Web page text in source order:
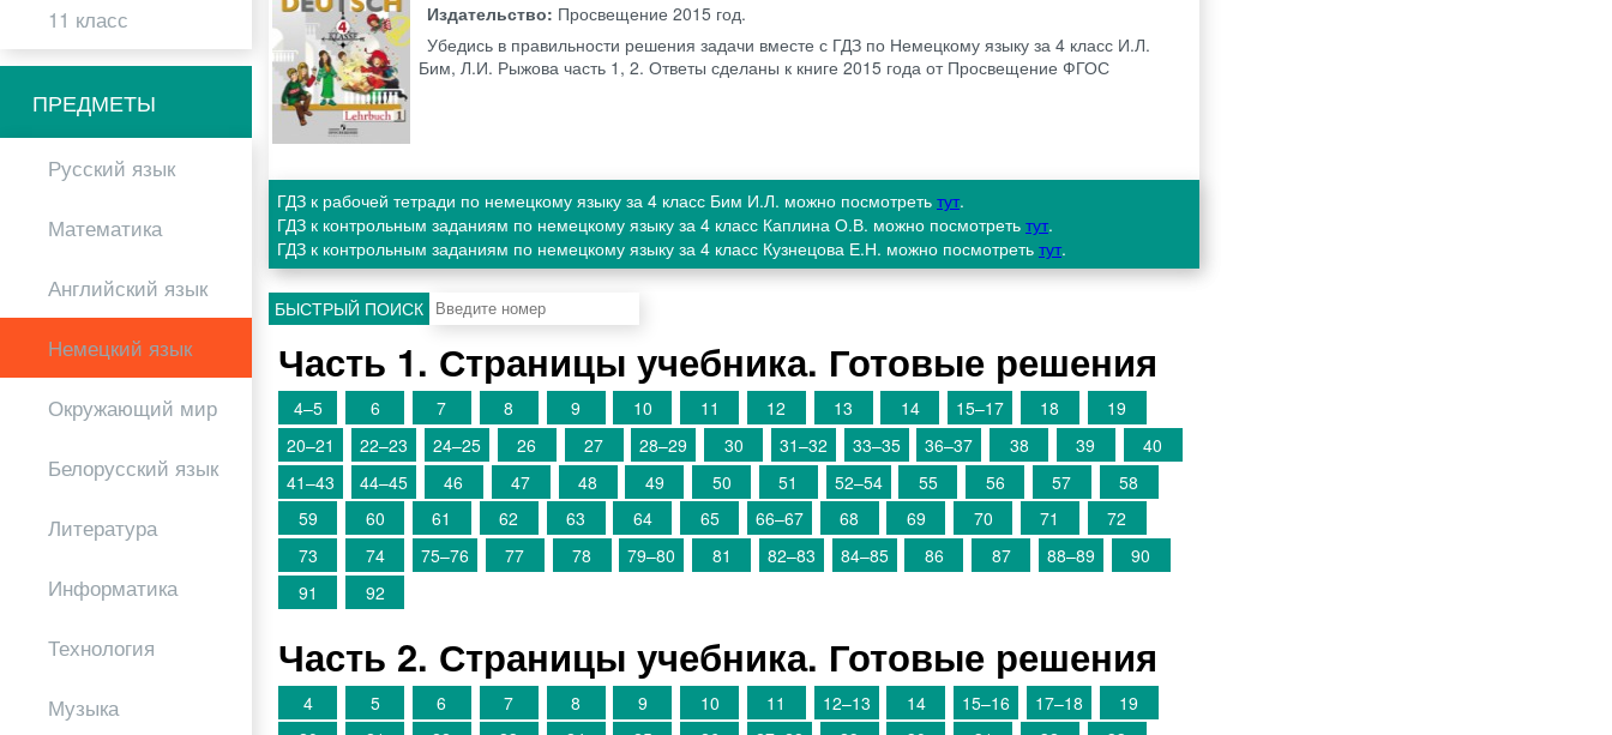
11 класс
ПРЕДМЕТЫ
Русский язык
Математика
Английский язык
Немецкий язык
Окружающий мир
Белорусский язык
Литература
Информатика
Технология
Музыка
Издательство: Просвещение 2015 год.
Убедись в правильности решения задачи вместе с ГДЗ по Немецкому языку за 4 класс И.Л.
Бим, Л.И. Рыжова часть 1, 2. Ответы сделаны к книге 2015 года от Просвещение ФГОС
ГДЗ к рабочей тетради по немецкому языку за 4 класс Бим И.Л. можно посмотреть тут.
ГДЗ к контрольным заданиям по немецкому языку за 4 класс Каплина О.В. можно посмотреть тут.
ГДЗ к контрольным заданиям по немецкому языку за 4 класс Кузнецова Е.Н. можно посмотреть тут.
БЫСТРЫЙ ПОИСК
Часть 1. Страницы учебника. Готовые решения
4–5 6 7 8 9 10 11 12 13 14 15–17 18
19
20–21
22–23 24–25 26 27 28–29 30 31–32 33–35 36–37 38 39
40
41–43
44–45 46 47 48 49 50 51 52–54 55 56 57
58
59
60 61 62 63 64 65 66–67 68 69 70 71
72
73
74 75–76 77 78 79–80 81 82–83 84–85 86 87 88–89
90
91
92
Часть 2. Страницы учебника. Готовые решения
4 5 6 7 8 9 10 11 12–13 14 15–16 17–18
19